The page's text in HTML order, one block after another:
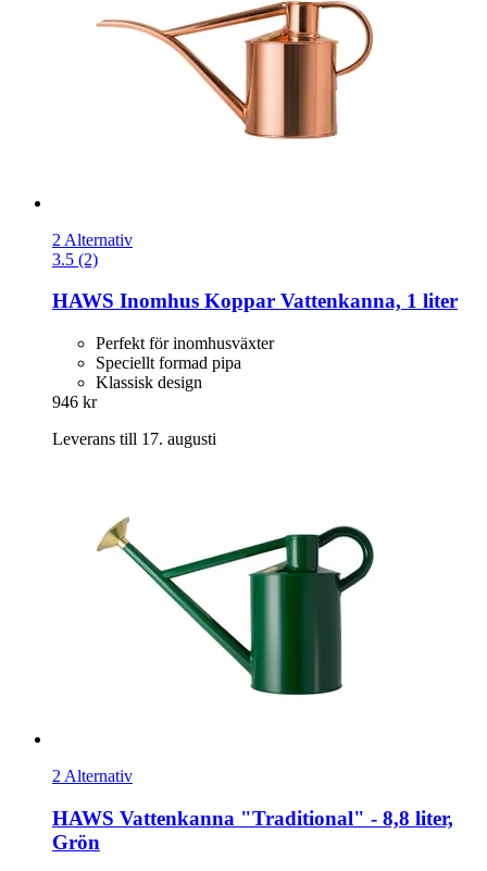
2 Alternativ
3.5 (2)
HAWS Inomhus Koppar Vattenkanna, 1 liter
Perfekt för inomhusväxter
Speciellt formad pipa
Klassisk design
946 kr
Leverans till 17. augusti
2 Alternativ
HAWS Vattenkanna "Traditional" -​ 8,8 liter,
Grön